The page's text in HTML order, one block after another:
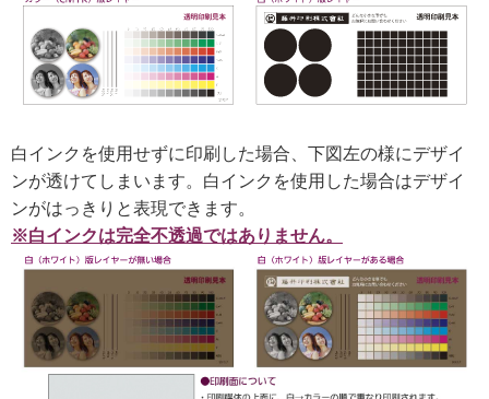
白インクを使用せずに印刷した場合、下図左の様にデザイ
ンが透けてしまいます。白インクを使用した場合はデザイ
ンがはっきりと表現できます。
※白インクは完全不透過ではありません。